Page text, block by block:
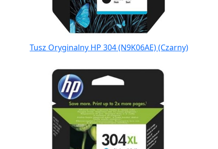
Tusz Oryginalny HP 304 (N9K06AE) (Czarny)